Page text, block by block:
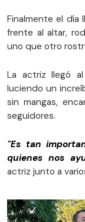
Finalmente el día
frente al altar,
uno que otro
La actriz llegó
luciendo un
sin mangas,
seguidores.
"Es tan
quienes nos
actriz junto a